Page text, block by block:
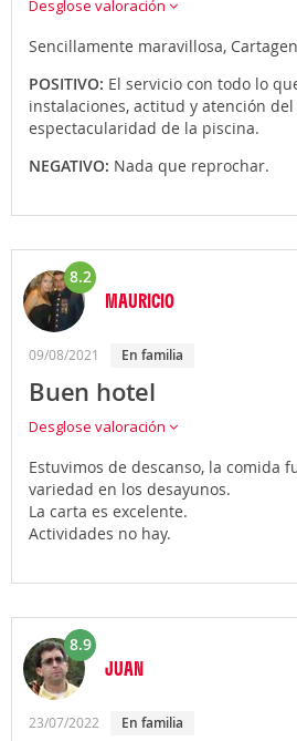
Desglose valoración
Sencillamente maravillosa,
POSITIVO: El servicio con todo lo
instalaciones, actitud y atención
espectacularidad de la piscina.
NEGATIVO: Nada que reprochar.
8.2
MAURICIO
09/08/2021 en familia
Buen hotel
Desglose valoración
Estuvimos de descanso, la comida
variedad en los desayunos.
La carta es excelente.
Actividades no hay.
8.9
JUAN
23/07/2022 en familia